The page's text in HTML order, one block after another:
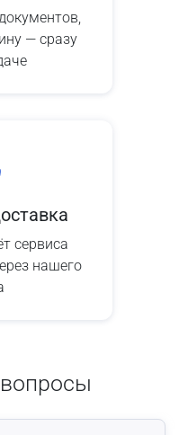
— сразу
сервиса
нашего